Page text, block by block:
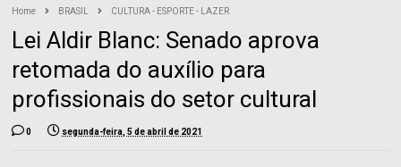
Home BRASIL CULTURA - ESPORTE - LAZER
Lei Aldir Blanc: Senado aprova
retomada do auxílio para
profissionais do setor cultural
0 segunda-feira, 5 de abril de 2021